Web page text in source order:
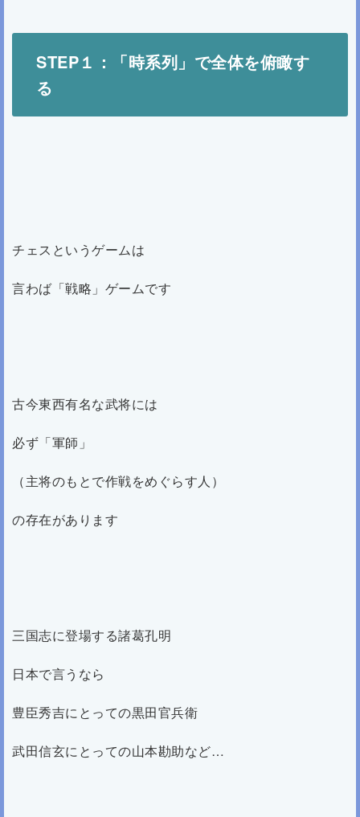
STEP１：「時系列」で全体を俯瞰す
る
チェスというゲームは
言わば「戦略」ゲームです
古今東西有名な武将には
必ず「軍師」
（主将のもとで作戦をめぐらす人）
の存在があります
三国志に登場する諸葛孔明
日本で言うなら
豊臣秀吉にとっての黒田官兵衛
武田信玄にとっての山本勘助など…